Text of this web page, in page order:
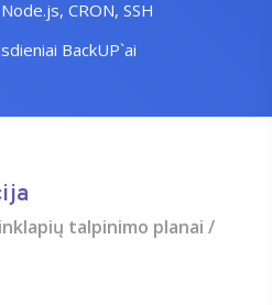
CRON, SSH
BackUP`ai
talpinimo planai /